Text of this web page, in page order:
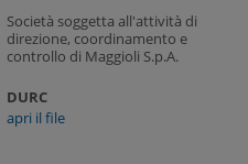
Società soggetta all'attività di
direzione, coordinamento e
controllo di Maggioli S.p.A.
DURC
apri il file